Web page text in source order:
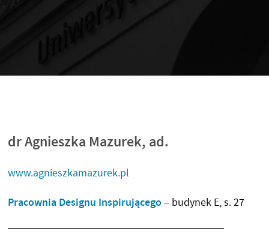
dr Agnieszka Mazurek, ad.
www.agnieszkamazurek.pl
Pracownia Designu Inspirującego– budynek E, s. 27